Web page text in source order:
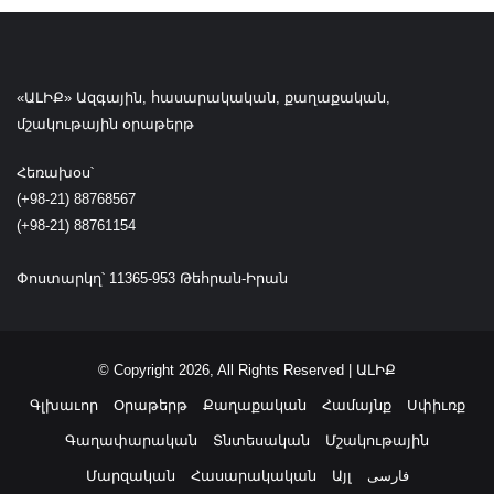
»
հ
ն
խ
ե
ա
ը
»
«ԱԼԻՔ» Ազգային, հասարակական, քաղաքական,
մշակութային օրաթերթ
Հեռախօս՝
(+98-21) 88768567
(+98-21) 88761154
Փոստարկղ՝ 11365-953 Թեհրան-Իրան
© Copyright 2026, All Rights Reserved | ԱԼԻՔ
Գլխաւոր Օրաթերթ Քաղաքական Համայնք Սփիւռք
Գաղափարական Տնտեսական Մշակութային
Մարզական Հասարակական Այլ فارسی